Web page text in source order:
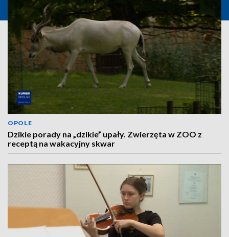
OPOLE
Dzikie porady na „dzikie” upały. Zwierzęta w ZOO z
receptą na wakacyjny skwar